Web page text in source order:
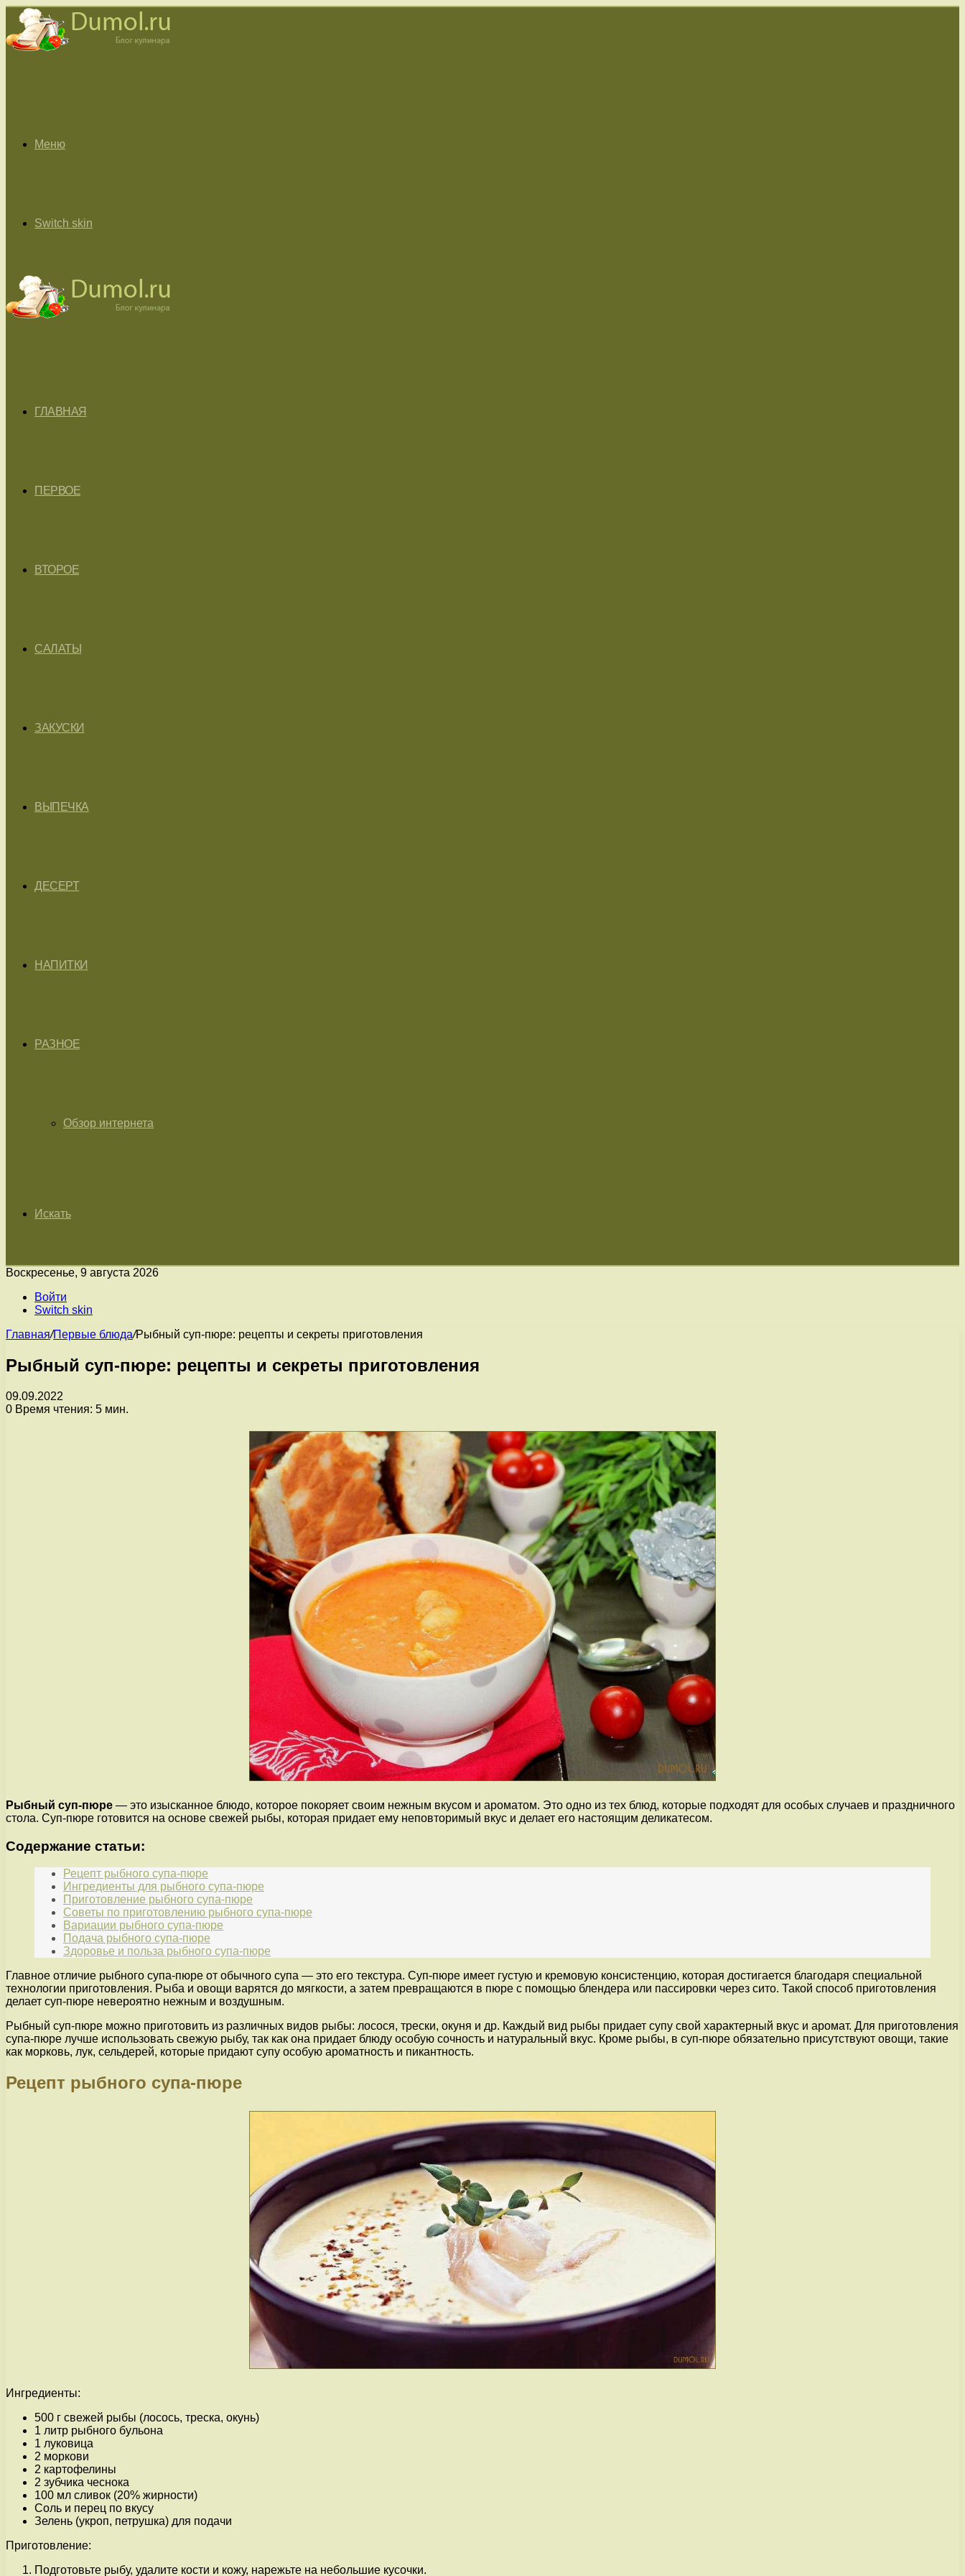
Меню
Switch skin
ГЛАВНАЯ
ПЕРВОЕ
ВТОРОЕ
САЛАТЫ
ЗАКУСКИ
ВЫПЕЧКА
ДЕСЕРТ
НАПИТКИ
РАЗНОЕ
Обзор интернета
Искать
Воскресенье, 9 августа 2026
Войти
Switch skin
Главная/Первые блюда/Рыбный суп-пюре: рецепты и секреты приготовления
Рыбный суп-пюре: рецепты и секреты приготовления
09.09.2022
0 Время чтения: 5 мин.
Рыбный суп-пюре — это изысканное блюдо, которое покоряет своим нежным вкусом и ароматом. Это одно из тех блюд, которые подходят для особых случаев и праздничного
стола. Суп-пюре готовится на основе свежей рыбы, которая придает ему неповторимый вкус и делает его настоящим деликатесом.
Содержание статьи:
Рецепт рыбного супа-пюре
Ингредиенты для рыбного супа-пюре
Приготовление рыбного супа-пюре
Советы по приготовлению рыбного супа-пюре
Вариации рыбного супа-пюре
Подача рыбного супа-пюре
Здоровье и польза рыбного супа-пюре
Главное отличие рыбного супа-пюре от обычного супа — это его текстура. Суп-пюре имеет густую и кремовую консистенцию, которая достигается благодаря специальной
технологии приготовления. Рыба и овощи варятся до мягкости, а затем превращаются в пюре с помощью блендера или пассировки через сито. Такой способ приготовления
делает суп-пюре невероятно нежным и воздушным.
Рыбный суп-пюре можно приготовить из различных видов рыбы: лосося, трески, окуня и др. Каждый вид рыбы придает супу свой характерный вкус и аромат. Для приготовления
супа-пюре лучше использовать свежую рыбу, так как она придает блюду особую сочность и натуральный вкус. Кроме рыбы, в суп-пюре обязательно присутствуют овощи, такие
как морковь, лук, сельдерей, которые придают супу особую ароматность и пикантность.
Рецепт рыбного супа-пюре
Ингредиенты:
500 г свежей рыбы (лосось, треска, окунь)
1 литр рыбного бульона
1 луковица
2 моркови
2 картофелины
2 зубчика чеснока
100 мл сливок (20% жирности)
Соль и перец по вкусу
Зелень (укроп, петрушка) для подачи
Приготовление:
Подготовьте рыбу, удалите кости и кожу, нарежьте на небольшие кусочки.